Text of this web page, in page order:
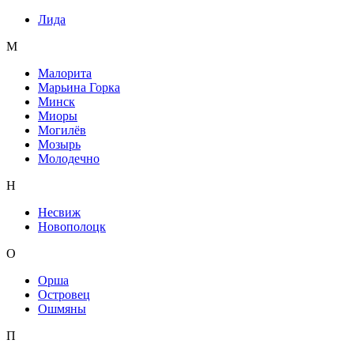
Лида
М
Малорита
Марьина Горка
Минск
Миоры
Могилёв
Мозырь
Молодечно
Н
Несвиж
Новополоцк
О
Орша
Островец
Ошмяны
П